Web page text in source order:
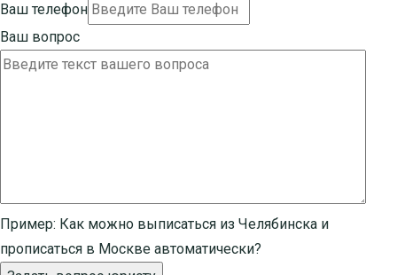
Ваш телефон
Ваш вопрос
Пример: Как можно выписаться из Челябинска и
прописаться в Москве автоматически?